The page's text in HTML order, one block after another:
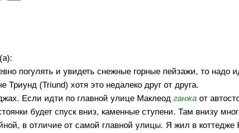
погулять и увидеть снежные горные пейзажи, то надо
Триунд (Triund) хотя это недалеко друг от друга.
Если идти по главной улице Маклеодганжа от
будет спуск вниз, каменные ступени. Там внизу
в отличие от самой главной улицы. Я жил в коттедже